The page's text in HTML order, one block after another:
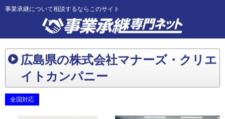
事業承継について相談するならこのサイト
広島県の株式会社マナーズ・クリエ
イトカンパニー
全国対応